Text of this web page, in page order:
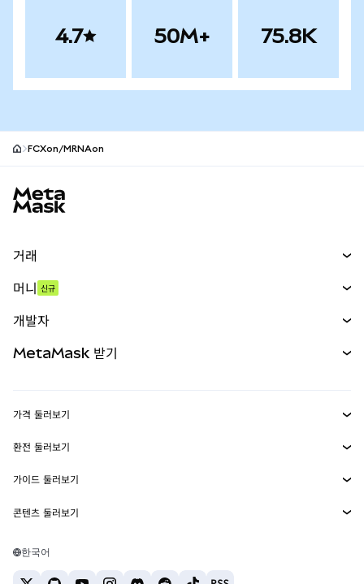
4.7 50M+ 75.8K
FCXon/MRNAon
거래
무기한 선물
실물자산
머니 신규
개발자
MetaMask Connect
Snaps
웹3 서비스
MetaMask 받기
보안
고객 지원
채용
가격 둘러보기
이더리움 가격
솔라나 가격
테더 가격
환전 둘러보기
ETH를 USD로 환전
USDT를 INR로 환전
BTC를 INR로 환전
가이드 둘러보기
ETH 매수
콘텐츠 둘러보기
솔라나 지갑
한국어